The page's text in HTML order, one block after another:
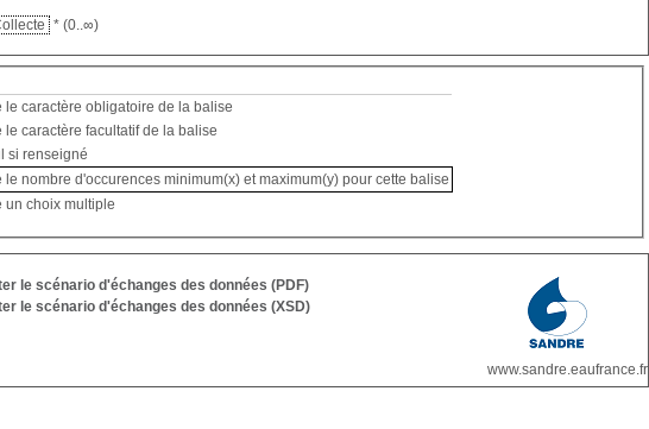
* (0..∞)
le caractère obligatoire de la balise
le caractère facultatif de la balise
si renseigné
le nombre d'occurences minimum(x) et maximum(y) pour cette balise
un choix multiple
le scénario d'échanges des données (PDF)
le scénario d'échanges des données (XSD)
www.sandre.eaufrance.fr